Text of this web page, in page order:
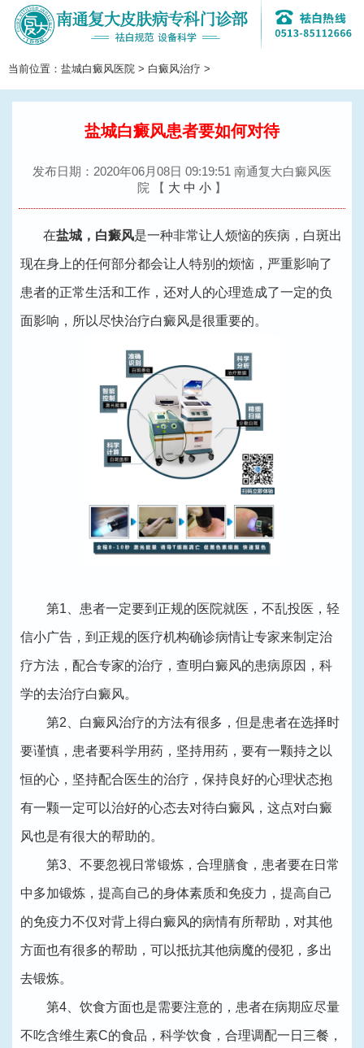
当前位置： 盐城白癜风医院 > 白癜风治疗 >
换
导
盐城白癜风患者要如何对待
发布日期：2020年06月08日 09:19:51 南通复大白癜风医
院
【 大 中 小 】
在盐城，白癜风是一种非常让人烦恼的疾病，白斑出
现在身上的任何部分都会让人特别的烦恼，严重影响了
患者的正常生活和工作，还对人的心理造成了一定的负
面影响，所以尽快治疗白癜风是很重要的。
第1、患者一定要到正规的医院就医，不乱投医，轻
信小广告，到正规的医疗机构确诊病情让专家来制定治
疗方法，配合专家的治疗，查明白癜风的患病原因，科
学的去治疗白癜风。
第2、白癜风治疗的方法有很多，但是患者在选择时
要谨慎，患者要科学用药，坚持用药，要有一颗持之以
恒的心，坚持配合医生的治疗，保持良好的心理状态抱
有一颗一定可以治好的心态去对待白癜风，这点对白癜
风也是有很大的帮助的。
第3、不要忽视日常锻炼，合理膳食，患者要在日常
中多加锻炼，提高自己的身体素质和免疫力，提高自己
的免疫力不仅对背上得白癜风的病情有所帮助，对其他
方面也有很多的帮助，可以抵抗其他病魔的侵犯，多出
去锻炼。
第4、饮食方面也是需要注意的，患者在病期应尽量
不吃含维生素C的食品，科学饮食，合理调配一日三餐，